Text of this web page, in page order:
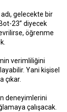
gelecekte bir
23” diyecek
öğrenme
verimliliğini
Yani kişisel
çıkar.
deneyimlerini
çalışacak.